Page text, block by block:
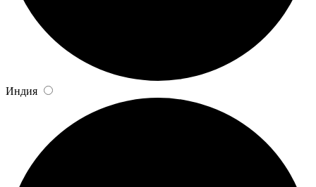
Индия